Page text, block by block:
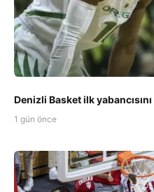
Denizli Basket ilk yabancısını
1 gün önce